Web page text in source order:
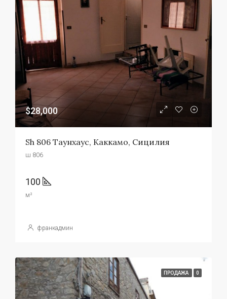
$28,000
Sh 806 Таунхаус, Каккамо, Сицилия
ш 806
100
м²
франкадмин
ПРОДАЖА 0